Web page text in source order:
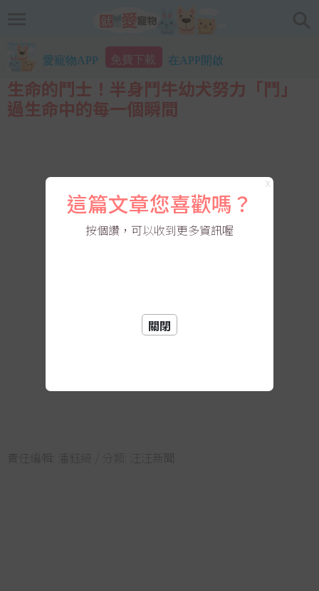
愛寵物APP 免費下載 在APP開啟
生命的鬥士！半身鬥牛幼犬努力「鬥」
過生命中的每一個瞬間
責任編輯: 潘鈺綺 / 分類: 汪汪新聞
X
這篇文章您喜歡嗎？
按個讚，可以收到更多資訊喔
關閉